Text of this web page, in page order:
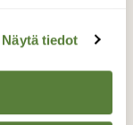
Näytä tiedot